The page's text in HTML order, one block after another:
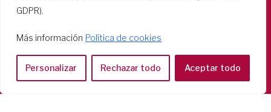
GDPR).
Más información Política de cookies
Personalizar Rechazar todo Aceptar todo
Casa Generalizia
Via Tarquinio Vipera, 16 - 00152 Roma
Tel: 06 58 23 03 32 or 06 58 20 31 17